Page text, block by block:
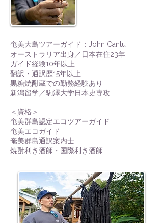
​奄美大島ツアーガイド：John Cantu
オーストラリア出身／日本在住23年
ガイド経験10年以上
翻訳・通訳歴15年以上
黒糖焼酎蔵での勤務経験あり
新潟留学／駒澤大学日本史専攻
＜資格＞
奄美群島認定エコツアーガイド
奄美エコガイド
奄美群島通訳案内士
焼酎利き酒師・国際利き酒師​